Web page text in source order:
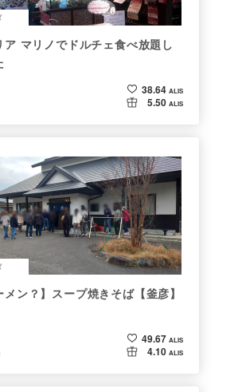
ア マリノでドルチェ食べ放題し
38.64 ALIS
5.50 ALIS
メン？】スープ焼きそば【釜彦】
49.67 ALIS
4.10 ALIS